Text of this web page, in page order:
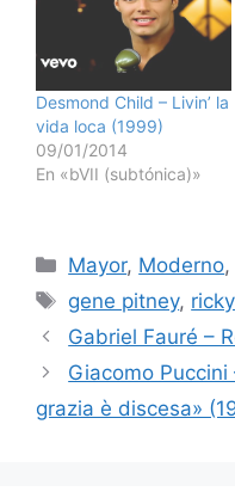
Desmond Child – Livin’ la
vida loca (1999)
09/01/2014
En «bVII (subtónica)»
Categorías
Mayor, Moderno,
Etiquetas
gene pitney,
Gabriel Fauré –
Giacomo Puccini
grazia è discesa»